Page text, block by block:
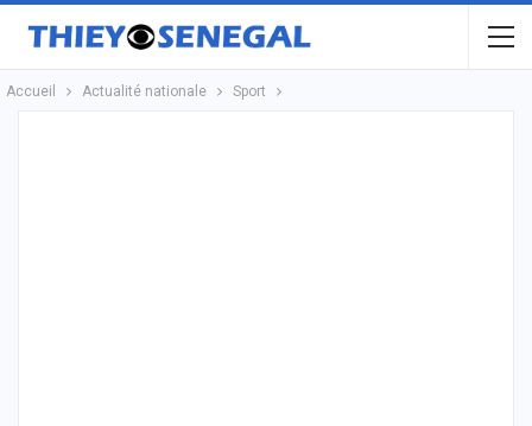
Accueil Actualité nationale Sport